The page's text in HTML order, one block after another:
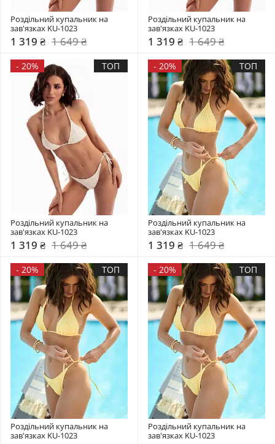
Роздільний купальник на
зав'язках KU-1023
1 319 ₴ 1 649 ₴
Роздільний купальник на
зав'язках KU-1023
1 319 ₴ 1 649 ₴
- 20% ТОП
Роздільний купальник на
зав'язках KU-1023
1 319 ₴ 1 649 ₴
- 20% ТОП
Роздільний купальник на
зав'язках KU-1023
1 319 ₴ 1 649 ₴
- 20% ТОП
Роздільний купальник на
зав'язках KU-1023
- 20% ТОП
Роздільний купальник на
зав'язках KU-1023